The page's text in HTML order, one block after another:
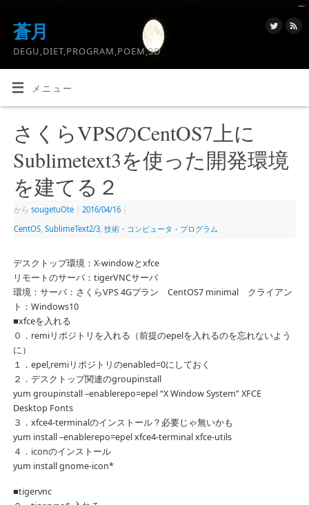
蒼月
DEGU,DIET,PROGRAM,POEM,3D
メニュー
さくらVPSのCentOS7上に
Sublimetext3を使った開発環境
を建てる２
から sougetuOte 2016/04/16
CentOS, SublimeText2/3, 技術・コンピュータ・プログラム
デスクトップ環境：X-windowとxfce
リモートのサーバ：tigerVNCサーバ
環境：サーバ：さくらVPS 4Gプラン CentOS7 minimal クライアン
ト：Windows10
■xfceを入れる
０．remiリポジトリを入れる（前提のepelを入れるのを忘れないよう
に）
１．epel,remiリポジトリのenabled=0にしておく
２．デスクトップ関連のgroupinstall
yum groupinstall –enablerepo=epel “X Window System” XFCE
Desktop Fonts
３．xfce4-terminalのインストール？必要じゃ無いかも
yum install –enablerepo=epel xfce4-terminal xfce-utils
４．iconのインストール
yum install gnome-icon*
■tigervnc